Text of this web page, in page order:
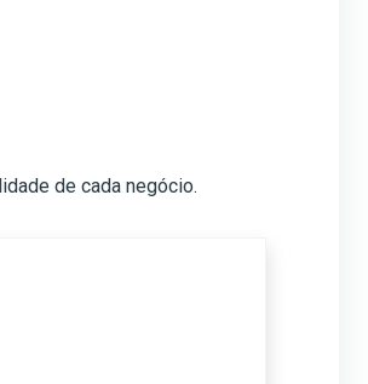
de cada negócio.